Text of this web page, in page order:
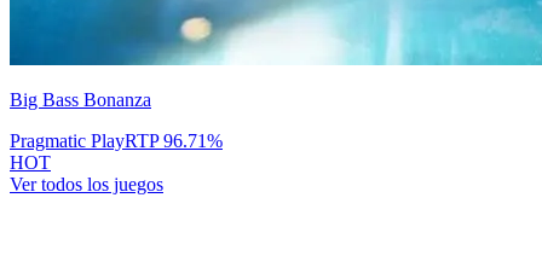
Big Bass Bonanza
Pragmatic PlayRTP96.71%
HOT
Ver todos los juegos